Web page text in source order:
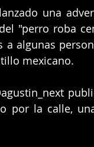
una
"perro roba
a algunas
mexicano.
por la calle,